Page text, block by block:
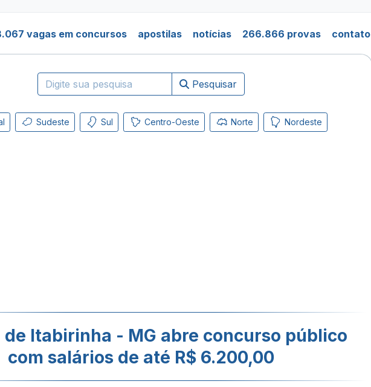
vagas em concursos apostilas notícias 266.866 provas contato
Pesquisar
Sudeste Sul Centro-Oeste Norte Nordeste
de Itabirinha - MG abre concurso público
com salários de até R$ 6.200,00